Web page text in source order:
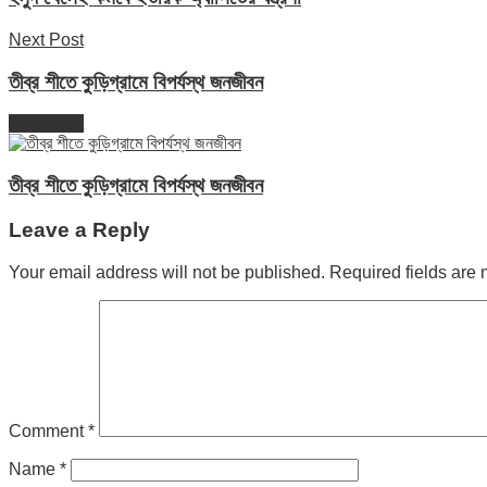
Next Post
তীব্র শীতে কুড়িগ্রামে বিপর্যস্থ জনজীবন
তীব্র শীতে কুড়িগ্রামে বিপর্যস্থ জনজীবন
Leave a Reply
Your email address will not be published. Required fields are
Comment*
Name *